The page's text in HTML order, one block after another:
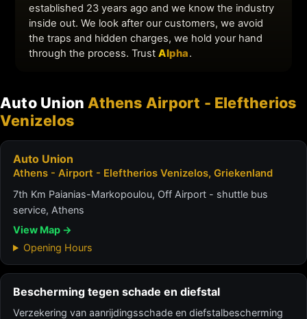
Auto Union Athens Airport - Eleftherios
Venizelos
Auto Union
Athens - Airport - Eleftherios Venizelos, Griekenland
7th Km Paianias-Markopoulou, Off Airport - shuttle bus
service, Athens
View Map →
Opening Hours
Bescherming tegen schade en diefstal
Verzekering van aanrijdingsschade en diefstalbescherming